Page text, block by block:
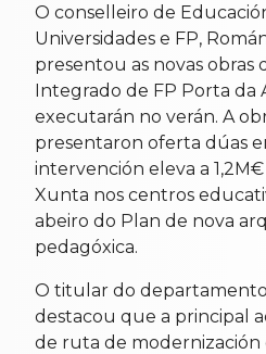
O conselleiro de
Universidades e FP,
presentou as novas obras
Integrado de FP Porta da
executarán no verán. A
presentaron oferta dúas
intervención eleva a
Xunta nos centros
abeiro do Plan de nova
pedagóxica.
O titular do
destacou que a principal
de ruta de modernización